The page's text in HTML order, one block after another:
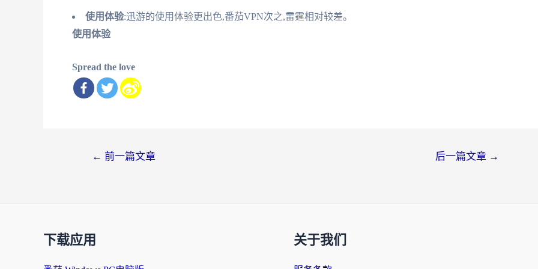
使用体验:迅游的使用体验更出色,番茄VPN次之,雷霆相对较差。
使用体验
Spread the love
← 前一篇文章 后一篇文章 →
下载应用 关于我们